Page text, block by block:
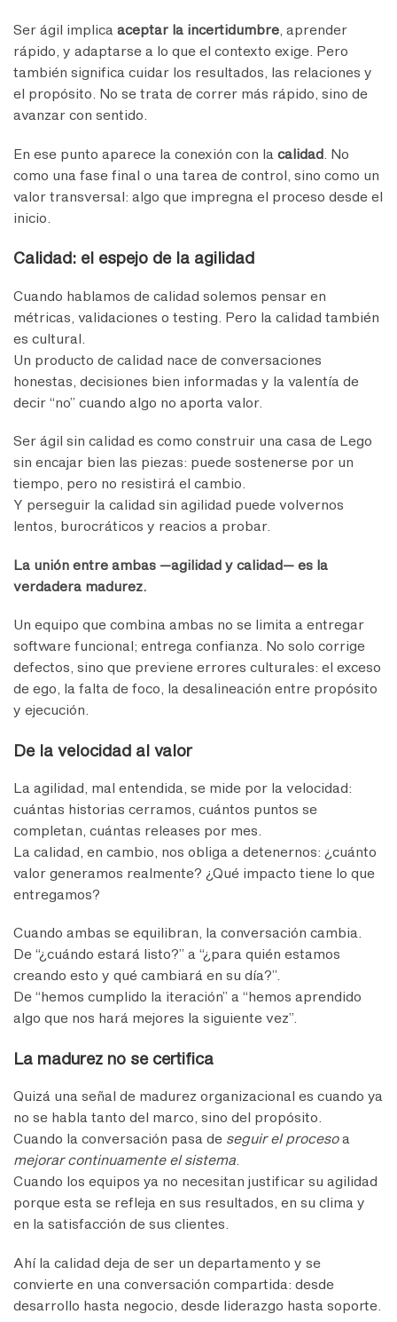
Ser ágil implica aceptar la incertidumbre , aprender
rápido, y adaptarse a lo que el contexto exige. Pero
también significa cuidar los resultados, las relaciones y
el propósito. No se trata de correr más rápido, sino de
avanzar con sentido.
En ese punto aparece la conexión con la calidad . No
como una fase final o una tarea de control, sino como un
valor transversal: algo que impregna el proceso desde el
inicio.
Calidad: el espejo de la agilidad
Cuando hablamos de calidad solemos pensar en
métricas, validaciones o testing. Pero la calidad también
es cultural.
Un producto de calidad nace de conversaciones
honestas, decisiones bien informadas y la valentía de
decir “no” cuando algo no aporta valor.
Ser ágil sin calidad es como construir una casa de Lego
sin encajar bien las piezas: puede sostenerse por un
tiempo, pero no resistirá el cambio.
Y perseguir la calidad sin agilidad puede volvernos
lentos, burocráticos y reacios a probar.
La unión entre ambas —agilidad y calidad— es la
verdadera madurez.
Un equipo que combina ambas no se limita a entregar
software funcional; entrega confianza. No solo corrige
defectos, sino que previene errores culturales: el exceso
de ego, la falta de foco, la desalineación entre propósito
y ejecución.
De la velocidad al valor
La agilidad, mal entendida, se mide por la velocidad:
cuántas historias cerramos, cuántos puntos se
completan, cuántas releases por mes.
La calidad, en cambio, nos obliga a detenernos: ¿cuánto
valor generamos realmente? ¿Qué impacto tiene lo que
entregamos?
Cuando ambas se equilibran, la conversación cambia.
De “¿cuándo estará listo?” a “¿para quién estamos
creando esto y qué cambiará en su día?”.
De “hemos cumplido la iteración” a “hemos aprendido
algo que nos hará mejores la siguiente vez”.
La madurez no se certifica
Quizá una señal de madurez organizacional es cuando ya
no se habla tanto del marco, sino del propósito.
Cuando la conversación pasa de seguir el procesoa
mejorar continuamente el sistema
Cuando los equipos ya no necesitan justificar su agilidad
porque esta se refleja en sus resultados, en su clima y
en la satisfacción de sus clientes.
Ahí la calidad deja de ser un departamento y se
convierte en una conversación compartida: desde
desarrollo hasta negocio, desde liderazgo hasta soporte.